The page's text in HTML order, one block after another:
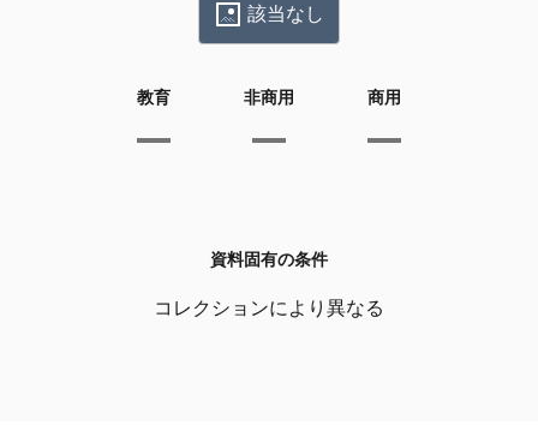
該当なし
教育 非商用 商用
資料固有の条件
コレクションにより異なる